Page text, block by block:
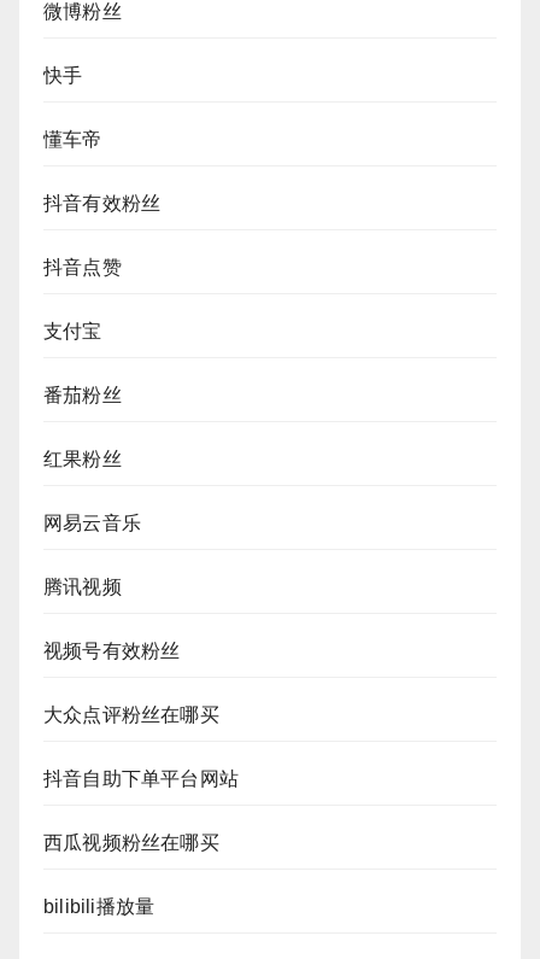
微博粉丝
快手
懂车帝
抖音有效粉丝
抖音点赞
支付宝
番茄粉丝
红果粉丝
网易云音乐
腾讯视频
视频号有效粉丝
大众点评粉丝在哪买
抖音自助下单平台网站
西瓜视频粉丝在哪买
bilibili播放量